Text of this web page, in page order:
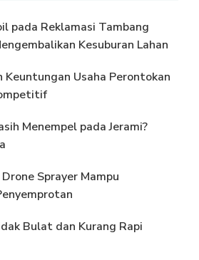
pada Reklamasi Tambang
Kesuburan Lahan
Keuntungan Usaha Perontokan
Menempel pada Jerami?
Sprayer Mampu
Bulat dan Kurang Rapi